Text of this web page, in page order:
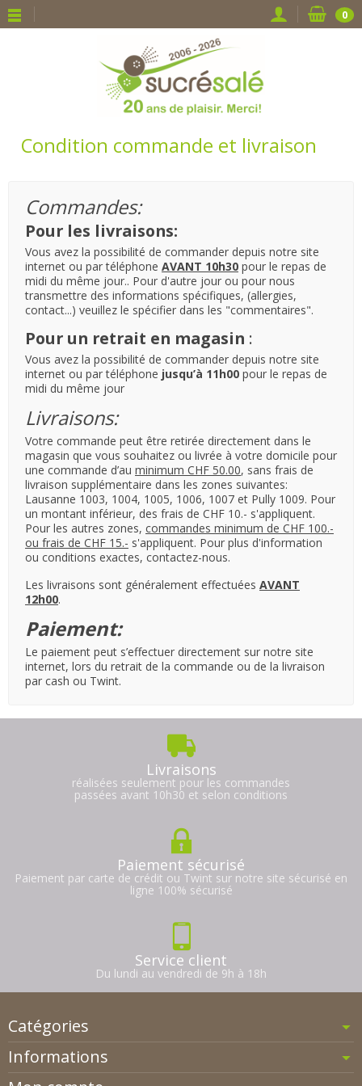
0
Condition commande et livraison
Commandes:
Pour les livraisons:
Vous avez la possibilité de commander depuis notre site
internet ou par téléphone AVANT 10h30 pour le repas de
midi du même jour.. Pour d'autre jour ou pour nous
transmettre des informations spécifiques, (allergies,
contact...) veuillez le spécifier dans les "commentaires".
Pour un retrait en magasin :
Vous avez la possibilité de commander depuis notre site
internet ou par téléphone jusqu’à 11h00 pour le repas de
midi du même jour
Livraisons:
Votre commande peut être retirée directement dans le
magasin que vous souhaitez ou livrée à votre domicile pour
une commande d’au minimum CHF 50.00, sans frais de
livraison supplémentaire dans les zones suivantes:
Lausanne 1003, 1004, 1005, 1006, 1007 et Pully 1009. Pour
un montant inférieur, des frais de CHF 10.- s'appliquent.
Pour les autres zones, commandes minimum de CHF 100.-
ou frais de CHF 15.- s'appliquent. Pour plus d'information
ou conditions exactes, contactez-nous.
Les livraisons sont généralement effectuées AVANT
12h00.
Paiement:
Le paiement peut s’effectuer directement sur notre site
internet, lors du retrait de la commande ou de la livraison
par cash ou Twint.
Livraisons
réalisées seulement pour les commandes
passées avant 10h30 et selon conditions
Paiement sécurisé
Paiement par carte de crédit ou Twint sur notre site sécurisé en
ligne 100% sécurisé
Service client
Du lundi au vendredi de 9h à 18h
Catégories
Informations